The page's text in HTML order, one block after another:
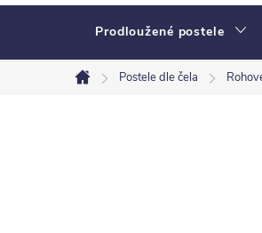
Prodloužené postele
Domů
Postele dle čela